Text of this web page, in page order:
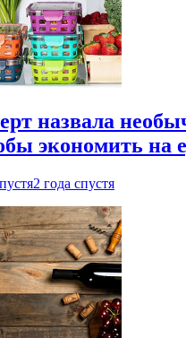
назвала
экономить на
2 года спустя